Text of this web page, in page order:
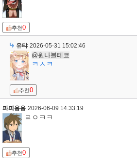
추천0
유탸 2026-05-31 15:02:46
@원나블테코
ㅋㅅㅋ
추천0
파피용용 2026-06-09 14:33:19
ㄹㅇㅋㅋ
추천0